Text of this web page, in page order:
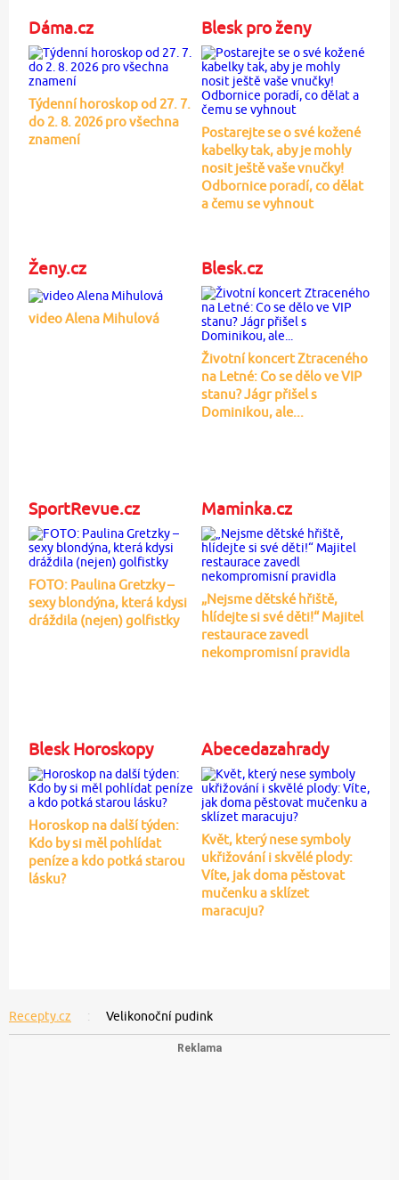
Dáma.cz
Týdenní horoskop od 27. 7.
do 2. 8. 2026 pro všechna
znamení
Blesk pro ženy
Postarejte se o své kožené
kabelky tak, aby je mohly
nosit ještě vaše vnučky!
Odbornice poradí, co dělat
a čemu se vyhnout
Ženy.cz
video Alena Mihulová
Blesk.cz
Životní koncert Ztraceného
na Letné: Co se dělo ve VIP
stanu? Jágr přišel s
Dominikou, ale...
SportRevue.cz
FOTO: Paulina Gretzky –
sexy blondýna, která kdysi
dráždila (nejen) golfistky
Maminka.cz
„Nejsme dětské hřiště,
hlídejte si své děti!“ Majitel
restaurace zavedl
nekompromisní pravidla
Blesk Horoskopy
Horoskop na další týden:
Kdo by si měl pohlídat
peníze a kdo potká starou
lásku?
Abecedazahrady
Květ, který nese symboly
ukřižování i skvělé plody:
Víte, jak doma pěstovat
mučenku a sklízet
maracuju?
Recepty.cz Velikonoční pudink